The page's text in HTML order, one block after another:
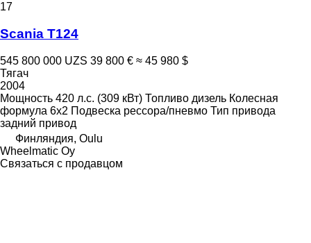
17
Scania T124
545 800 000 UZS 39 800 € ≈ 45 980 $
Тягач
2004
Мощность 420 л.с. (309 кВт) Топливо дизель Колесная
формула 6x2 Подвеска рессора/пневмо Тип привода
задний привод
Финляндия, Oulu
Wheelmatic Oy
Связаться с продавцом